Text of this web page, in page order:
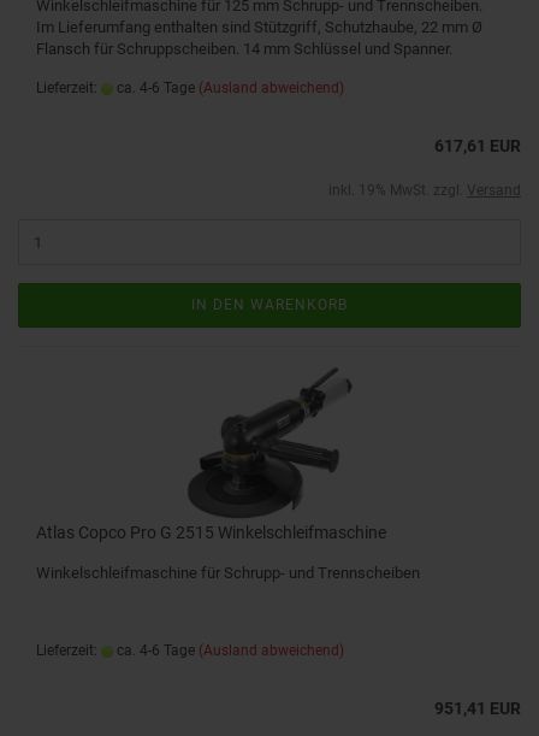
Winkelschleifmaschine für 125 mm Schrupp- und Trennscheiben.
Im Lieferumfang enthalten sind Stützgriff, Schutzhaube, 22 mm Ø
Flansch für Schruppscheiben. 14 mm Schlüssel und Spanner.
Lieferzeit: ca. 4-6 Tage (Ausland abweichend)
617,61 EUR
inkl. 19% MwSt. zzgl. Versand
IN DEN WARENKORB
Atlas Copco Pro G 2515 Winkelschleifmaschine
Winkelschleifmaschine für Schrupp- und Trennscheiben
Lieferzeit: ca. 4-6 Tage (Ausland abweichend)
951,41 EUR